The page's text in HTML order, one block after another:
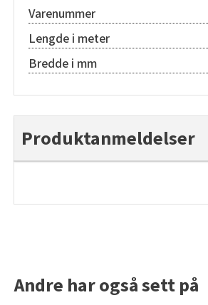
Varenummer
Lengde i meter
Bredde i mm
Produktanmeldelser
Andre har også sett på